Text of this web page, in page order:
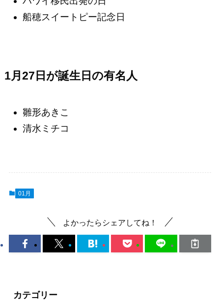
船穂スイートピー記念日
1月27日が誕生日の有名人
雛形あきこ
清水ミチコ
01月
よかったらシェアしてね！
カテゴリー